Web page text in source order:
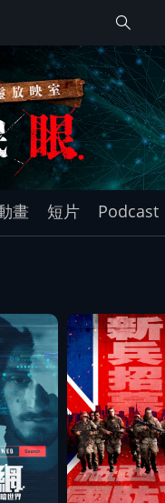
畫 短片 Podcast